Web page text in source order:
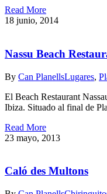
Read More
18 junio, 2014
Nassu Beach
By Can PlanellsLugares,
El Beach Restaurant
Ibiza. Situado al final de
Read More
23 mayo, 2013
Caló des Multons